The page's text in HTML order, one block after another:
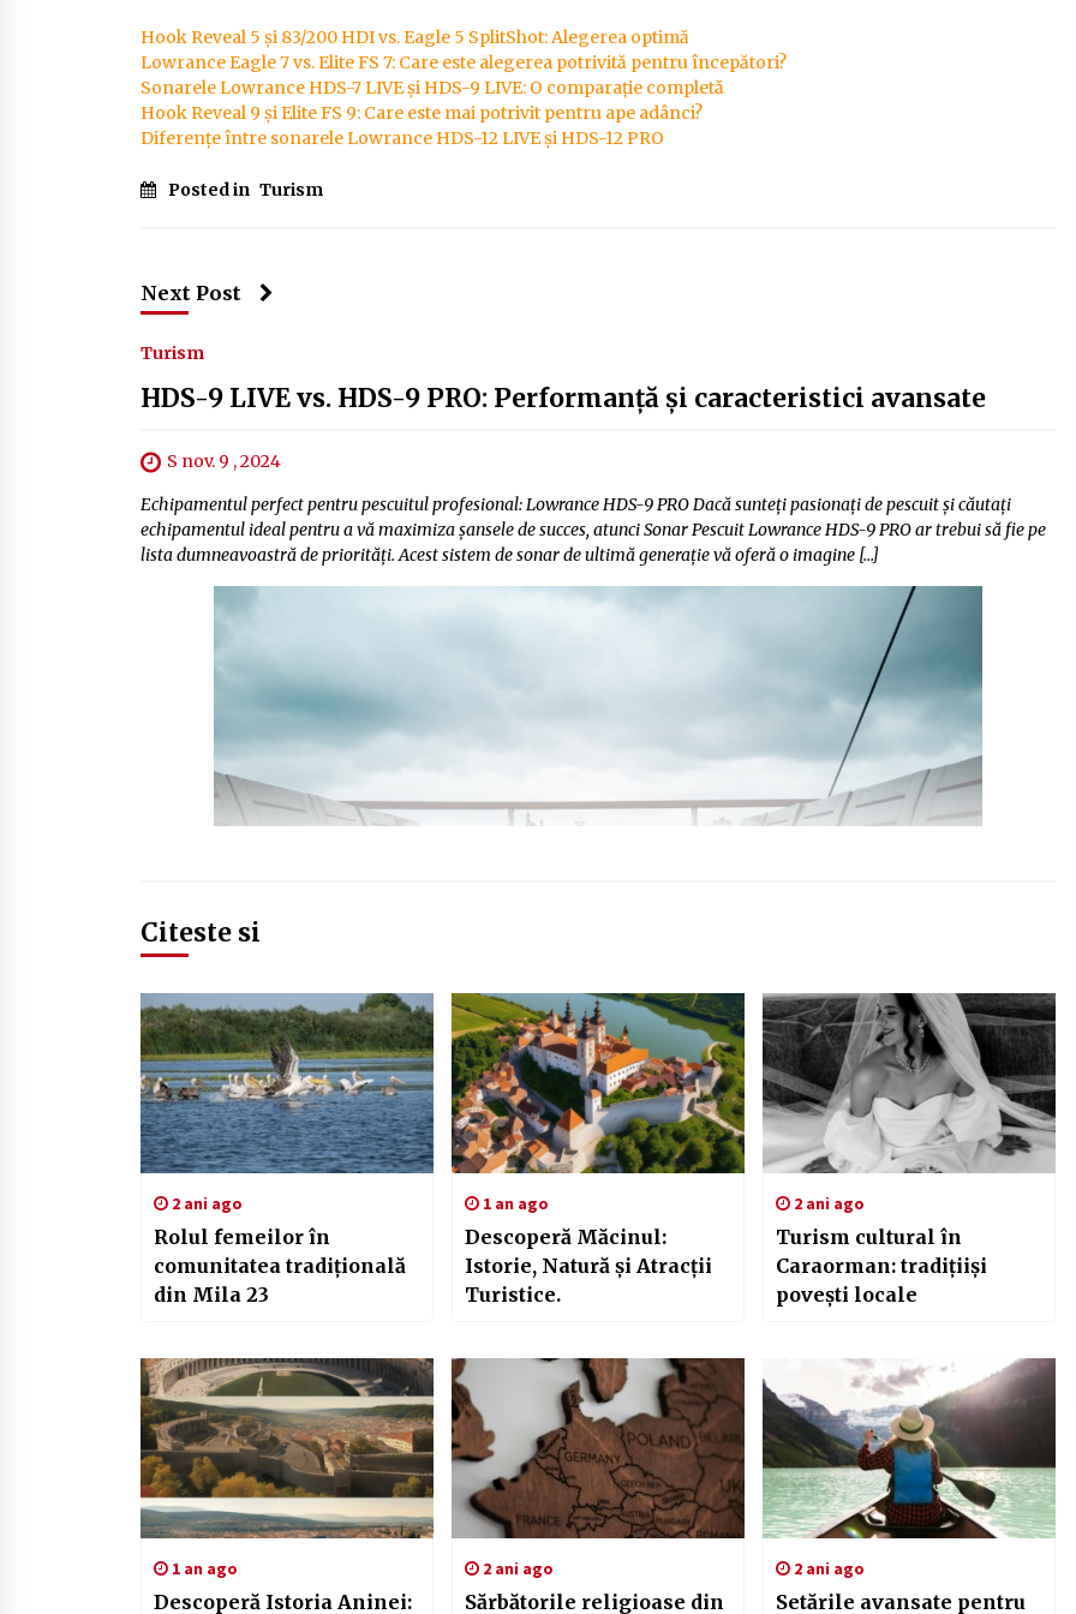
Hook Reveal 5 și 83/200 HDI vs. Eagle 5 SplitShot: Alegerea optimă
Lowrance Eagle 7 vs. Elite FS 7: Care este alegerea potrivită pentru începători?
Sonarele Lowrance HDS-7 LIVE și HDS-9 LIVE: O comparație completă
Hook Reveal 9 și Elite FS 9: Care este mai potrivit pentru ape adânci?
Diferențe între sonarele Lowrance HDS-12 LIVE și HDS-12 PRO
Posted in Turism
Next Post
Turism
HDS-9 LIVE vs. HDS-9 PRO: Performanță și caracteristici avansate
S nov. 9 , 2024
Echipamentul perfect pentru pescuitul profesional: Lowrance HDS-9 PRO Dacă sunteți pasionați de pescuit și căutați
echipamentul ideal pentru a vă maximiza șansele de succes, atunci Sonar Pescuit Lowrance HDS-9 PRO ar trebui să fie pe
lista dumneavoastră de priorități. Acest sistem de sonar de ultimă generație vă oferă o imagine […]
Citeste si
2 ani ago
Rolul femeilor în
comunitatea tradițională
din Mila 23
1 an ago
Descoperă Măcinul:
Istorie, Natură și Atracții
Turistice.
2 ani ago
Turism cultural în
Caraorman: tradițiiși
povești locale
1 an ago
Descoperă Istoria Aninei:
2 ani ago
Sărbătorile religioase din
2 ani ago
Setările avansate pentru